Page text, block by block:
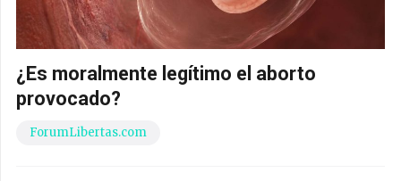
¿Es moralmente legítimo el aborto
provocado?
ForumLibertas.com